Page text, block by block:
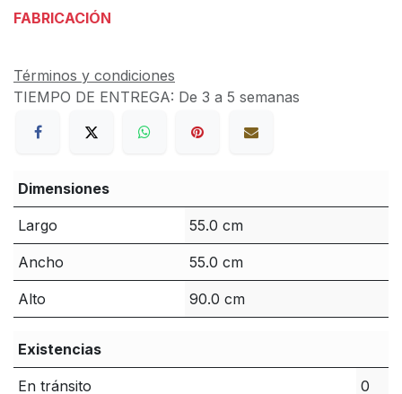
FABRICACIÓN
Términos y condiciones
TIEMPO DE ENTREGA: De 3 a 5 semanas
Dimensiones
Largo 55.0 cm
Ancho 55.0 cm
Alto 90.0 cm
Existencias
En tránsito 0